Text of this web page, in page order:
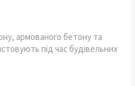
армованого бетону та
під час будівельних